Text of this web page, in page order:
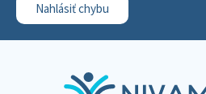
Nahlásiť chybu